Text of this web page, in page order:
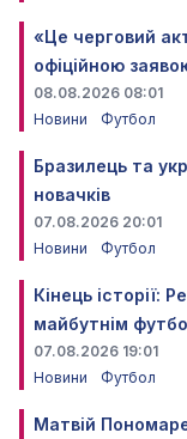
«Це черговий
офіційною
08.08.2026 08:01
Новини
Футбол
Бразилець та
новачків
07.08.2026 20:01
Новини
Футбол
Кінець історії:
майбутнім
07.08.2026 19:01
Новини
Футбол
Матвій